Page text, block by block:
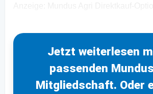
Jetzt weiterlesen
passenden
Mitgliedschaft. Oder